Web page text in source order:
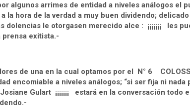
algunos arrimes de entidad a niveles análogos el
la hora de la verdad a muy buen dividendo;
le otorgasen merecido alce : ¡¡¡¡¡¡¡ les
prensa exitista.-
de una en la cual optamos por el N° 6
encomiable a niveles análogos; “si ser fija ni nada
Gulart ¡¡¡¡¡¡¡ estará en la conversación todo